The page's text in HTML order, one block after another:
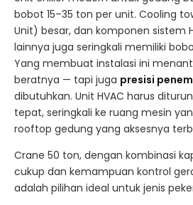
bobot 15–35 ton per unit. Cooling
Unit) besar, dan komponen sistem
lainnya juga seringkali memiliki
Yang membuat instalasi ini
beratnya — tapi juga presisi
dibutuhkan. Unit HVAC harus
tepat, seringkali ke ruang mesin
rooftop gedung yang aksesnya
Crane 50 ton, dengan kombinasi
cukup dan kemampuan kontrol
adalah pilihan ideal untuk jenis